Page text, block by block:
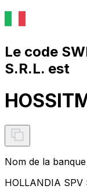
Le code
S.R.L. est
Nom de la banque
HOLLANDIA SPV